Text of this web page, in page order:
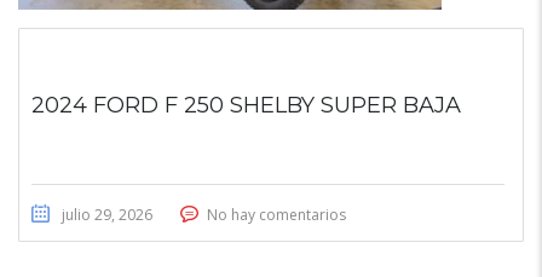
2024 FORD F 250 SHELBY SUPER BAJA
julio 29, 2026 No hay comentarios